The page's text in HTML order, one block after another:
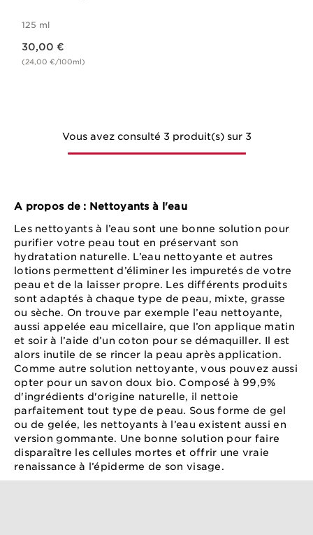
125 ml
30,00 €
(24,00 €/100ml)
Vous avez consulté 3 produit(s) sur 3
A propos de : Nettoyants à l'eau
Les nettoyants à l’eau sont une bonne solution pour
purifier votre peau tout en préservant son
hydratation naturelle. L’eau nettoyante et autres
lotions permettent d’éliminer les impuretés de votre
peau et de la laisser propre. Les différents produits
sont adaptés à chaque type de peau, mixte, grasse
ou sèche. On trouve par exemple l’eau nettoyante,
aussi appelée eau micellaire, que l’on applique matin
et soir à l’aide d’un coton pour se démaquiller. Il est
alors inutile de se rincer la peau après application.
Comme autre solution nettoyante, vous pouvez aussi
opter pour un savon doux bio. Composé à 99,9%
d'ingrédients d'origine naturelle, il nettoie
parfaitement tout type de peau. Sous forme de gel
ou de gelée, les nettoyants à l’eau existent aussi en
version gommante. Une bonne solution pour faire
disparaître les cellules mortes et offrir une vraie
renaissance à l’épiderme de son visage.